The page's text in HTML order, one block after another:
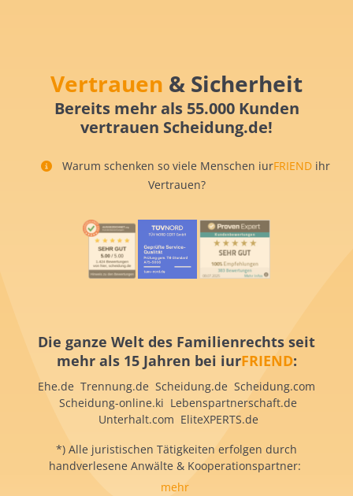
Vertrauen & Sicherheit
Bereits mehr als 55.000 Kunden
vertrauen Scheidung.de!
Warum schenken so viele Menschen iurFRIEND ihr
Vertrauen?
Die ganze Welt des Familienrechts seit
mehr als 15 Jahren bei iurFRIEND:
Ehe.de Trennung.de Scheidung.de Scheidung.com
Scheidung-online.ki Lebenspartnerschaft.de
Unterhalt.com EliteXPERTS.de
*) Alle juristischen Tätigkeiten erfolgen durch
handverlesene Anwälte & Kooperationspartner:
mehr